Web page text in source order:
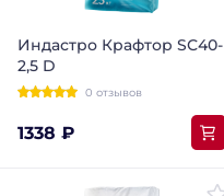
Индастро Крафтор SС40-
2,5 D
0 отзывов
1338 ₽